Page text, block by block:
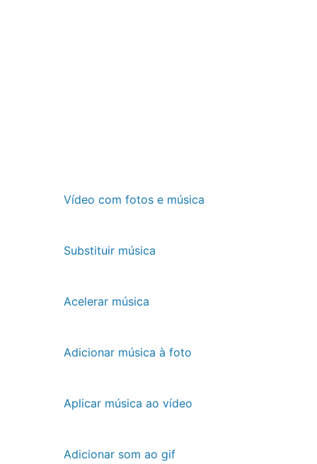
Vídeo com fotos e música
Substituir música
Acelerar música
Adicionar música à foto
Aplicar música ao vídeo
Adicionar som ao gif